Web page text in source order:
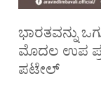
ಭಾರತವನ್ನು
ಮೊದಲ ಉಪ
ಪಟೇಲ್